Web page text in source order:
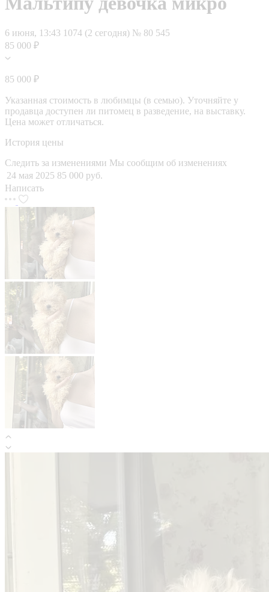
6 июня, 13:43 1074 (2 сегодня) № 80 545
85 000 ₽
85 000 ₽
Указанная стоимость в любимцы (в семью). Уточняйте у
продавца доступен ли питомец в разведение, на выставку.
Цена может отличаться.
История цены
Следить за изменениями Мы сообщим об изменениях
24 мая 2025 85 000 руб.
Написать